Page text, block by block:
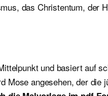
das Christentum, der
und basiert auf
angesehen, der